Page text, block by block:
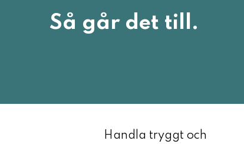
Så går det till.
Handla tryggt och